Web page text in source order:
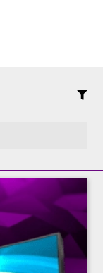
W/m²
Hz